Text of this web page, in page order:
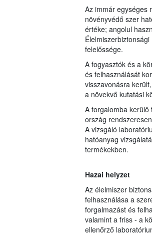
Az immár egységes
növényvédő szer
értéke; angolul
felelőssége.
A fogyasztók és a
és felhasználását
visszavonásra
a növekvő kutatási
A forgalomba
ország
A vizsgáló
hatóanyag
termékekben.
Hazai helyzet
Az élelmiszer
felhasználása a
forgalmazást és
valamint a friss - a
ellenőrző